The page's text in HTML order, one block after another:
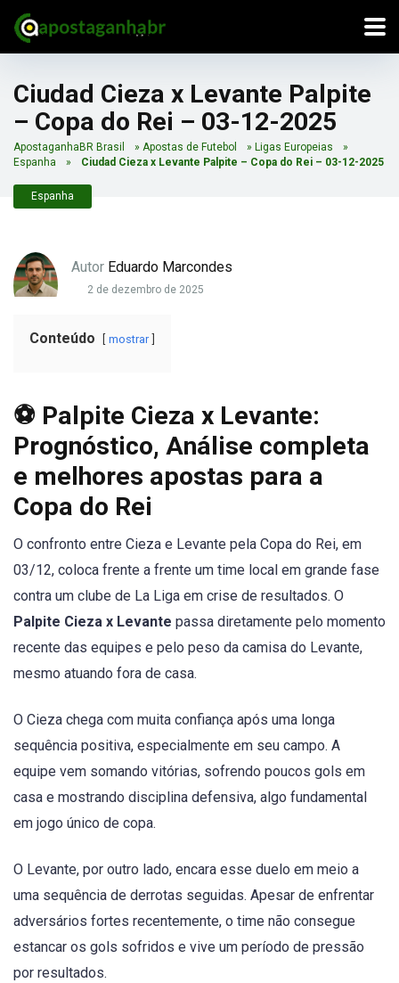
Ciudad Cieza x Levante Palpite
– Copa do Rei – 03-12-2025
ApostaganhaBR Brasil » Apostas de Futebol » Ligas Europeias
»
Espanha
» Ciudad Cieza x Levante Palpite – Copa do Rei – 03-12-2025
Espanha
Autor Eduardo Marcondes
2 de dezembro de 2025
Conteúdo mostrar
⚽ Palpite Cieza x Levante:
Prognóstico, Análise completa
e melhores apostas para a
Copa do Rei
O confronto entre Cieza e Levante pela Copa do Rei, em
03/12, coloca frente a frente um time local em grande fase
contra um clube de La Liga em crise de resultados. O
Palpite Cieza x Levante passa diretamente pelo momento
recente das equipes e pelo peso da camisa do Levante,
mesmo atuando fora de casa.
O Cieza chega com muita confiança após uma longa
sequência positiva, especialmente em seu campo. A
equipe vem somando vitórias, sofrendo poucos gols em
casa e mostrando disciplina defensiva, algo fundamental
em jogo único de copa.
O Levante, por outro lado, encara esse duelo em meio a
uma sequência de derrotas seguidas. Apesar de enfrentar
adversários fortes recentemente, o time não consegue
estancar os gols sofridos e vive um período de pressão
por resultados.